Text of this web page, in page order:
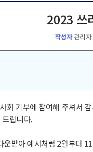
2023 쓰
작성자 관리자
회 기부에 참여해 주셔서
립니다.
받아 예시처럼 2월부터